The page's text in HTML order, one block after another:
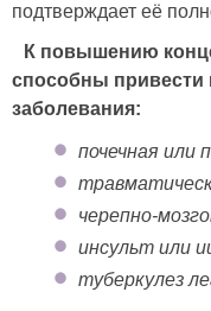
подтверждает её
К повышению
способны привести
заболевания:
почечная или
черепно-
инсульт или
туберкулез